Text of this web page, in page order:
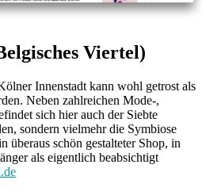
Viertel)
Innenstadt kann wohl getrost als
Neben zahlreichen Mode-,
sich hier auch der Siebte
sondern vielmehr die Symbiose
überaus schön gestalteter Shop, in
als eigentlich beabsichtigt